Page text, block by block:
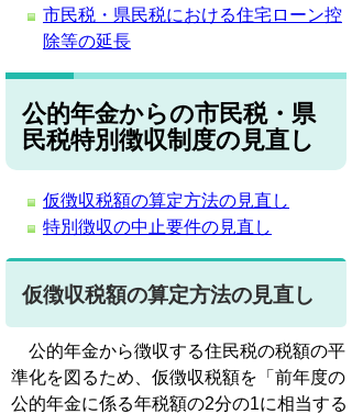
市民税・県民税における住宅ローン控
除等の延長
公的年金からの市民税・県
民税特別徴収制度の見直し
仮徴収税額の算定方法の見直し
特別徴収の中止要件の見直し
仮徴収税額の算定方法の見直し
公的年金から徴収する住民税の税額の平
準化を図るため、仮徴収税額を「前年度の
公的年金に係る年税額の2分の1に相当する